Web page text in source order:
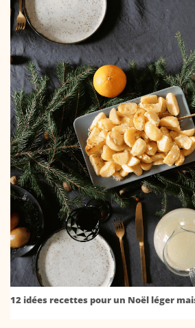
12 idées recettes pour un Noël léger